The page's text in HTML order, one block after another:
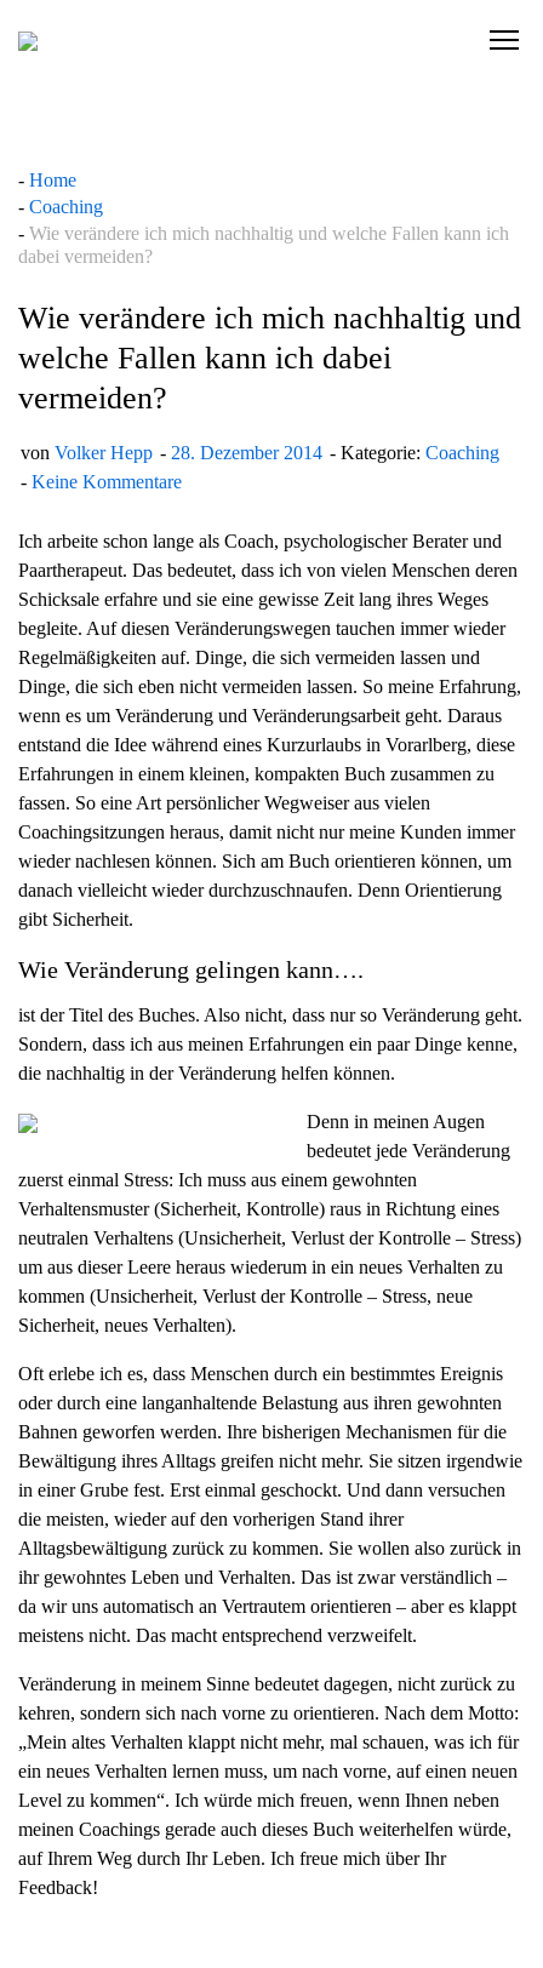
C
w
n
i
g
t
o
n
Home
Coaching
Wie verändere ich mich nachhaltig und welche Fallen kann ich
dabei vermeiden?
Wie verändere ich mich nachhaltig und
welche Fallen kann ich dabei
vermeiden?
von Volker Hepp 28. Dezember 2014 Kategorie: Coaching
Keine Kommentare
Ich arbeite schon lange als Coach, psychologischer Berater und
Paartherapeut. Das bedeutet, dass ich von vielen Menschen deren
Schicksale erfahre und sie eine gewisse Zeit lang ihres Weges
begleite. Auf diesen Veränderungswegen tauchen immer wieder
Regelmäßigkeiten auf. Dinge, die sich vermeiden lassen und
Dinge, die sich eben nicht vermeiden lassen. So meine Erfahrung,
wenn es um Veränderung und Veränderungsarbeit geht. Daraus
entstand die Idee während eines Kurzurlaubs in Vorarlberg, diese
Erfahrungen in einem kleinen, kompakten Buch zusammen zu
fassen. So eine Art persönlicher Wegweiser aus vielen
Coachingsitzungen heraus, damit nicht nur meine Kunden immer
wieder nachlesen können. Sich am Buch orientieren können, um
danach vielleicht wieder durchzuschnaufen. Denn Orientierung
gibt Sicherheit.
Wie Veränderung gelingen kann….
ist der Titel des Buches. Also nicht, dass nur so Veränderung geht.
Sondern, dass ich aus meinen Erfahrungen ein paar Dinge kenne,
die nachhaltig in der Veränderung helfen können.
Denn in meinen Augen
bedeutet jede Veränderung
zuerst einmal Stress: Ich muss aus einem gewohnten
Verhaltensmuster (Sicherheit, Kontrolle) raus in Richtung eines
neutralen Verhaltens (Unsicherheit, Verlust der Kontrolle – Stress)
um aus dieser Leere heraus wiederum in ein neues Verhalten zu
kommen (Unsicherheit, Verlust der Kontrolle – Stress, neue
Sicherheit, neues Verhalten).
Oft erlebe ich es, dass Menschen durch ein bestimmtes Ereignis
oder durch eine langanhaltende Belastung aus ihren gewohnten
Bahnen geworfen werden. Ihre bisherigen Mechanismen für die
Bewältigung ihres Alltags greifen nicht mehr. Sie sitzen irgendwie
in einer Grube fest. Erst einmal geschockt. Und dann versuchen
die meisten, wieder auf den vorherigen Stand ihrer
Alltagsbewältigung zurück zu kommen. Sie wollen also zurück in
ihr gewohntes Leben und Verhalten. Das ist zwar verständlich –
da wir uns automatisch an Vertrautem orientieren – aber es klappt
meistens nicht. Das macht entsprechend verzweifelt.
Veränderung in meinem Sinne bedeutet dagegen, nicht zurück zu
kehren, sondern sich nach vorne zu orientieren. Nach dem Motto:
„Mein altes Verhalten klappt nicht mehr, mal schauen, was ich für
ein neues Verhalten lernen muss, um nach vorne, auf einen neuen
Level zu kommen“. Ich würde mich freuen, wenn Ihnen neben
meinen Coachings gerade auch dieses Buch weiterhelfen würde,
auf Ihrem Weg durch Ihr Leben. Ich freue mich über Ihr
Feedback!